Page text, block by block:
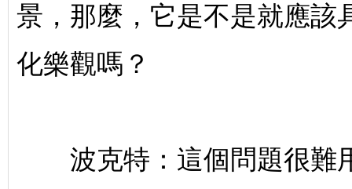
景，那麼，它是不是就應該
化樂觀嗎？
波克特：這個問題很難